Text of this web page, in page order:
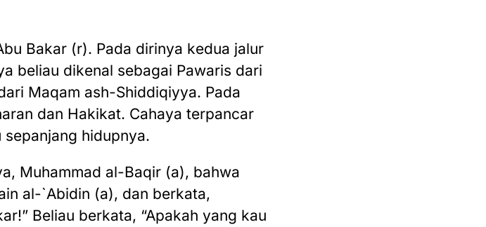
Bakar (r). Pada dirinya kedua jalur
beliau dikenal sebagai Pawaris dari
Maqam ash-Shiddiqiyya. Pada
dan Hakikat. Cahaya terpancar
hidupnya.
Muhammad al-Baqir (a), bahwa
al-`Abidin (a), dan berkata,
Beliau berkata, “Apakah yang kau